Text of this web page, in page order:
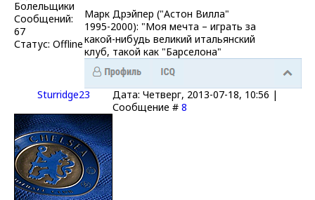
Болельщики
Сообщений:
67
Статус: Offline
Марк Дрэйпер ("Астон Вилла"
1995-2000): "Моя мечта – играть за
какой-нибудь великий итальянский
клуб, такой как "Барселона"
Sturridge23
Дата: Четверг, 2013-07-18, 10:56 |
Сообщение # 8